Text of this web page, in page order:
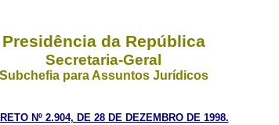
Presidência da República
Secretaria-Geral
Subchefia para Assuntos Jurídicos
Nº 2.904, DE 28 DE DEZEMBRO DE 1998.